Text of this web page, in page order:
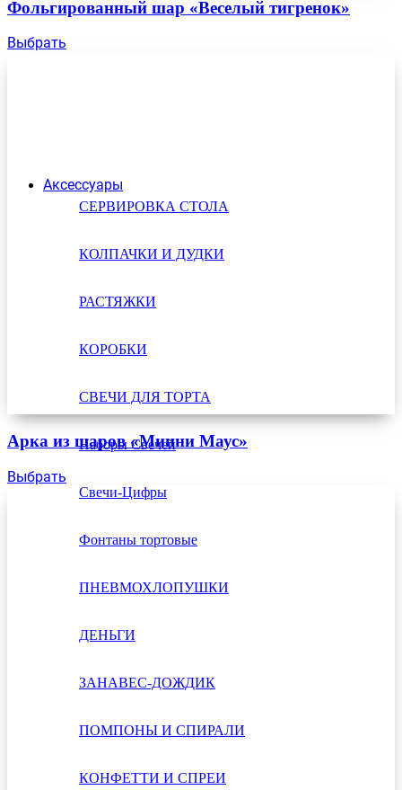
Аксессуары
СЕРВИРОВКА СТОЛА
КОЛПАЧКИ И ДУДКИ
РАСТЯЖКИ
КОРОБКИ
СВЕЧИ ДЛЯ ТОРТА
Наборы Свечей
Свечи-Цифры
Фонтаны тортовые
ПНЕВМОХЛОПУШКИ
ДЕНЬГИ
ЗАНАВЕС-ДОЖДИК
ПОМПОНЫ И СПИРАЛИ
КОНФЕТТИ И СПРЕИ
Фольгированный шар «Веселый тигренок»
Выбрать
Арка из шаров «Минни Маус»
Выбрать